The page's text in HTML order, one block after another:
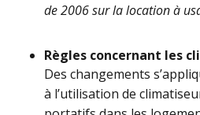
de 2006 sur la location à
Règles concernant les
Des changements
à l’utilisation de